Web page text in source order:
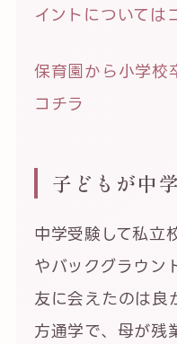
イントについては
保育園から小学校
コチラ
子どもが中
中学受験して私立
やバックグラウン
友に会えたのは良
方通学で、母が残